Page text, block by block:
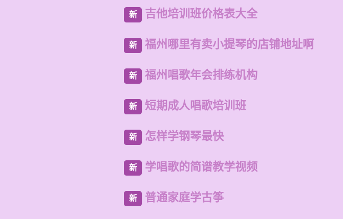
新 吉他培训班价格表大全
新 福州哪里有卖小提琴的店铺地址啊
新 福州唱歌年会排练机构
新 短期成人唱歌培训班
新 怎样学钢琴最快
新 学唱歌的简谱教学视频
新 普通家庭学古筝